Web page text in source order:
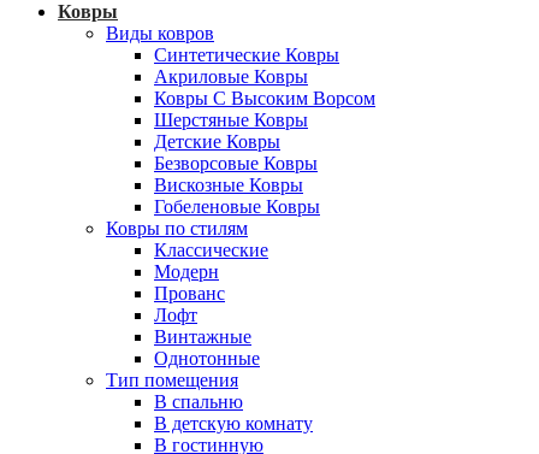
Ковры
Виды ковров
Синтетические Ковры
Акриловые Ковры
Ковры С Высоким Ворсом
Шерстяные Ковры
Детские Ковры
Безворсовые Ковры
Вискозные Ковры
Гобеленовые Ковры
Ковры по стилям
Классические
Модерн
Прованс
Лофт
Винтажные
Однотонные
Тип помещения
В спальню
В детскую комнату
В гостинную